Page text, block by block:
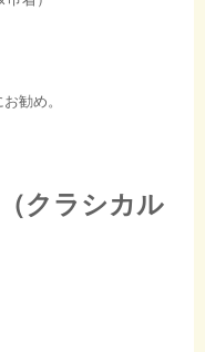
勧め。
クラシカル